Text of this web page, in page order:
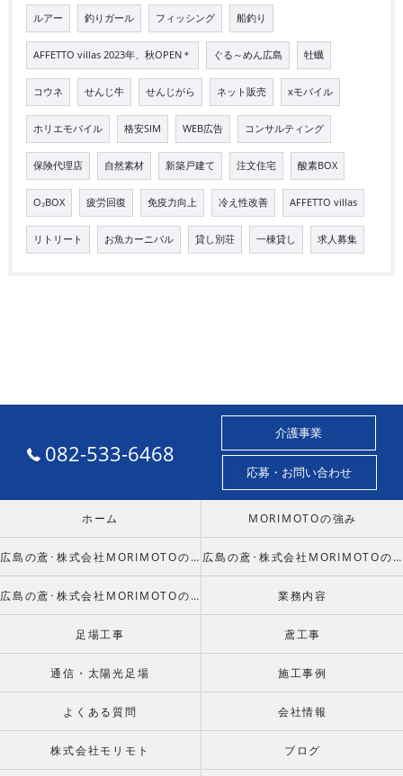
ルアー 釣りガール フィッシング 船釣り
AFFETTO villas 2023年、秋OPEN＊ ぐる～めん広島 牡蠣
コウネ せんじ牛 せんじがら ネット販売 xモバイル
ホリエモバイル 格安SIM WEB広告 コンサルティング
保険代理店 自然素材 新築戸建て 注文住宅 酸素BOX
O₂BOX 疲労回復 免疫力向上 冷え性改善 AFFETTO villas
リトリート お魚カーニバル 貸し別荘 一棟貸し 求人募集
082-533-6468
介護事業
応募・お問い合わせ
ホーム MORIMOTOの強み
広島の鳶･株式会社MORIMOTOの口コミ情報 広島の鳶･株式会社MORIMOTOの評判
広島の鳶･株式会社MORIMOTOのお客様の声 業務内容
足場工事 鳶工事
通信・太陽光足場 施工事例
よくある質問 会社情報
株式会社モリモト ブログ